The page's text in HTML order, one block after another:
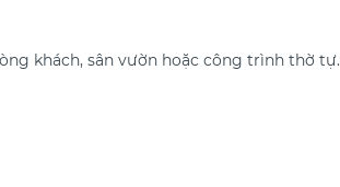
khách, sân vườn hoặc công trình thờ tự.